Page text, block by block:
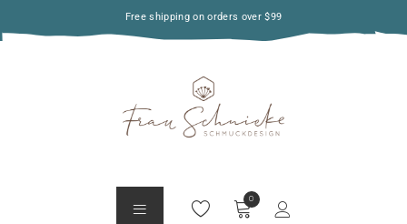
Free shipping on orders over $99